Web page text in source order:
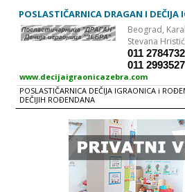
POSLASTIČARNICA DRAGAN I DEČIJA
Beograd,
Stevana
011 2784732
011 2993527
www.decijaigraonicazebra.com
POSLASTIČARNICA DEČIJA IGRAONICA i
DEČIJIH ROĐENDANA